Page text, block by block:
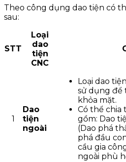
Theo công dụng dao tiện có
sau:
STT
Loại
dao
tiện
CNC
1
Dao
tiện
ngoài
Loại dao
sử dụng để
khỏa mặt.
Có thể chia
gồm: Dao
(Dao phá
phá đầu
cầu gia
ngoài phù